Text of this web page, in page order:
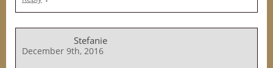
Stefanie
December 9th, 2016